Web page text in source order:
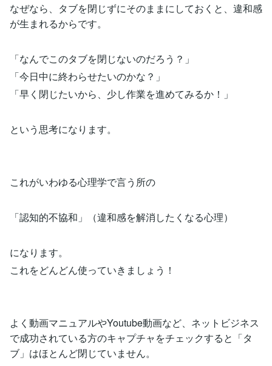
なぜなら、タブを閉じずにそのままにしておくと、違和感
が生まれるからです。
「なんでこのタブを閉じないのだろう？」
「今日中に終わらせたいのかな？」
「早く閉じたいから、少し作業を進めてみるか！」
という思考になります。
これがいわゆる心理学で言う所の
「認知的不協和」（違和感を解消したくなる心理）
になります。
これをどんどん使っていきましょう！
よく動画マニュアルやYoutube動画など、ネットビジネス
で成功されている方のキャプチャをチェックすると「タ
ブ」はほとんど閉じていません。